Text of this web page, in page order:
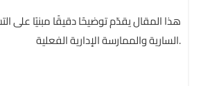
هذا المقال يقدّم توضيحًا دقيقًا مبنيًا على
السارية والممارسة الإدارية الفعلية.